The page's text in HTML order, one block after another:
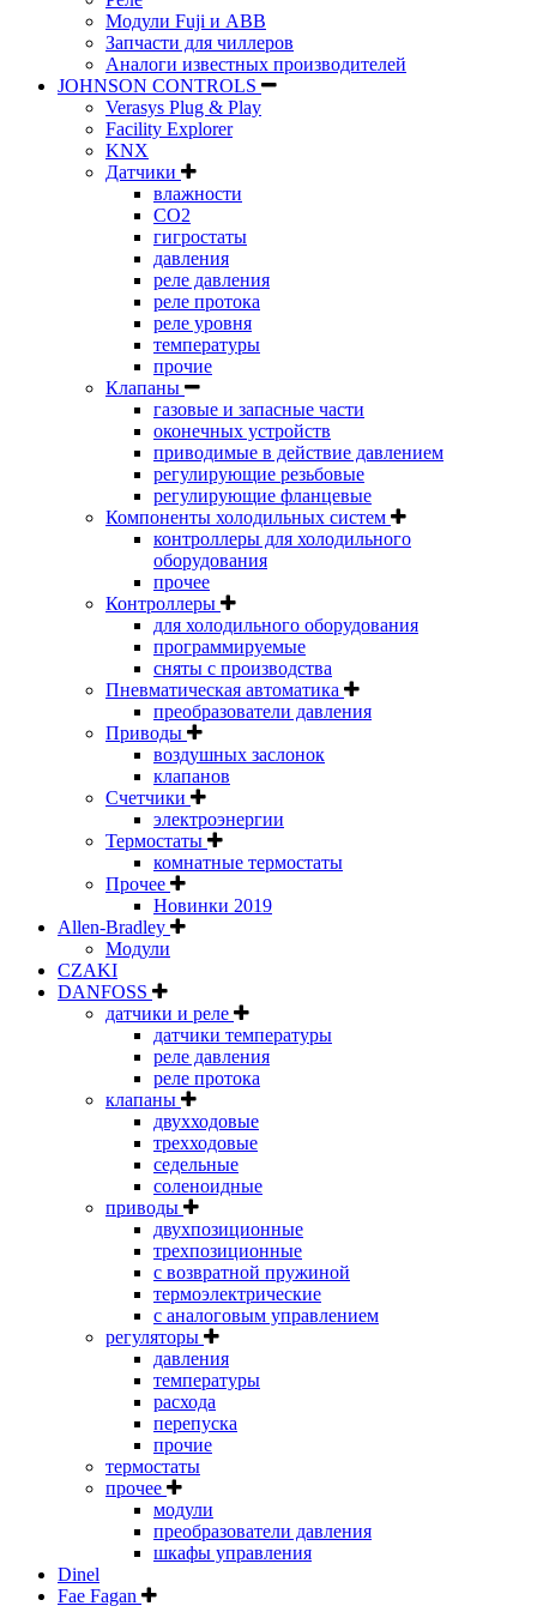
Модули Fuji и ABB
Запчасти для чиллеров
Аналоги известных производителей
JOHNSON CONTROLS
Verasys Plug & Play
Facility Explorer
KNX
Датчики
влажности
CO2
гигростаты
давления
реле давления
реле протока
реле уровня
температуры
прочие
Клапаны
газовые и запасные части
оконечных устройств
приводимые в действие давлением
регулирующие резьбовые
регулирующие фланцевые
Компоненты холодильных систем
контроллеры для холодильного
оборудования
прочее
Контроллеры
для холодильного оборудования
программируемые
сняты с производства
Пневматическая автоматика
преобразователи давления
Приводы
воздушных заслонок
клапанов
Счетчики
электроэнергии
Термостаты
комнатные термостаты
Прочее
Новинки 2019
Allen-Bradley
Модули
CZAKI
DANFOSS
датчики и реле
датчики температуры
реле давления
реле протока
клапаны
двухходовые
трехходовые
седельные
соленоидные
приводы
двухпозиционные
трехпозиционные
с возвратной пружиной
термоэлектрические
с аналоговым управлением
регуляторы
давления
температуры
расхода
перепуска
прочие
термостаты
прочее
модули
преобразователи давления
шкафы управления
Dinel
Fae Fagan